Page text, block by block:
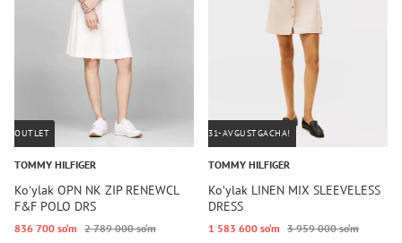
OUTLET
TOMMY HILFIGER
Koʻylak OPN NK ZIP RENEWCL
F&F POLO DRS
836 700 so‘m 2 789 000 so‘m
31-AVGUSTGACHA!
TOMMY HILFIGER
Koʻylak LINEN MIX SLEEVELESS
DRESS
1 583 600 so‘m 3 959 000 so‘m